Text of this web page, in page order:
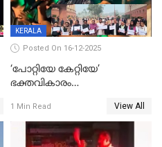
KERALA
Posted On 16-12-2025
‘പോറ്റിയേ കേറ്റിയേ’
ഭക്തവികാരം
ഡിജിപിക്ക് പരാതി; ശക്തമായ
നടപടി വേണമെന്നു
സിപിഐഎമ്മും
1 Min Read View All